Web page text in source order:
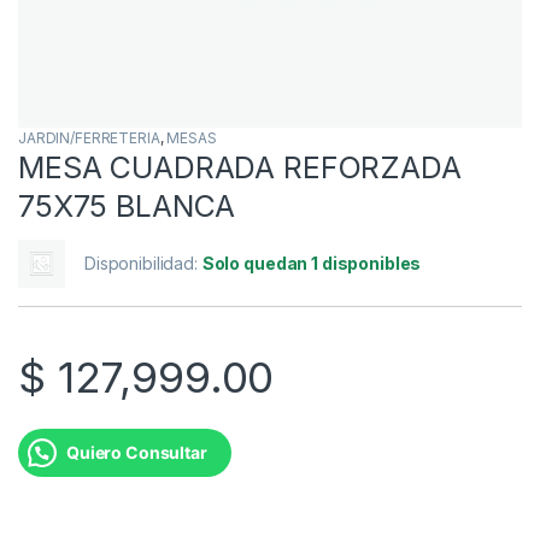
JARDIN/FERRETERIA, MESAS
MESA CUADRADA REFORZADA
75X75 BLANCA
Disponibilidad: Solo quedan 1 disponibles
$ 127,999.00
Quiero Consultar